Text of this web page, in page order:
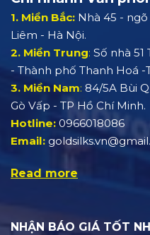
1. Miền Bắc: Nhà 45 -
Liêm - Hà Nội.
2. Miền Trung: Số nhà
- Thành phố Thanh Hoá -
3. Miền Nam: 84/5A Bùi
Gò Vấp - TP Hồ Chí Minh.
Hotline: 0966018086
Email:
Read more
NHẬN BÁO GIÁ TỐT